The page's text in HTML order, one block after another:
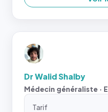
Dr Walid Shalby
Médecin généraliste ·
Tarif